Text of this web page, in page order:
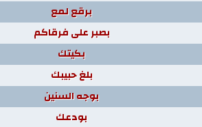
برقع لمع
بصبر على فرقاكم
بكيتك
بلغ حبيبك
بوجه السنين
بودعك